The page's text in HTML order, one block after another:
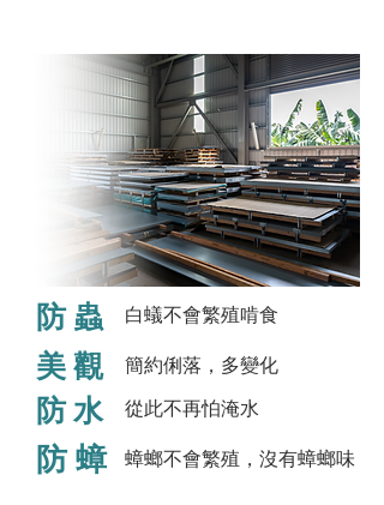
防 蟲 白蟻不會繁殖啃食
美 觀 ​簡約俐落，多變化
防 水 從此不再怕淹水
防 蟑 蟑螂不會繁殖，沒有蟑螂味